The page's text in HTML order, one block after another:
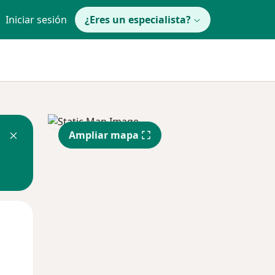
Iniciar sesión ¿Eres un especialista?
Ampliar mapa